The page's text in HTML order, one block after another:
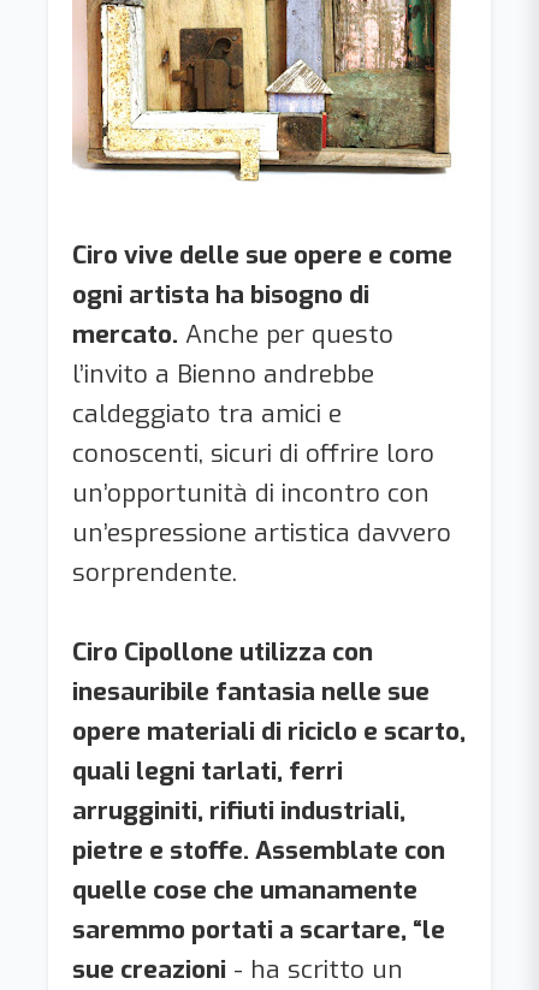
Ciro vive delle sue opere e come
ogni artista ha bisogno di
mercato. Anche per questo
l’invito a Bienno andrebbe
caldeggiato tra amici e
conoscenti, sicuri di offrire loro
un’opportunità di incontro con
un’espressione artistica davvero
sorprendente.
Ciro Cipollone utilizza con
inesauribile fantasia nelle sue
opere materiali di riciclo e scarto,
quali legni tarlati, ferri
arrugginiti, rifiuti industriali,
pietre e stoffe. Assemblate con
quelle cose che umanamente
saremmo portati a scartare, “le
sue creazioni - ha scritto un